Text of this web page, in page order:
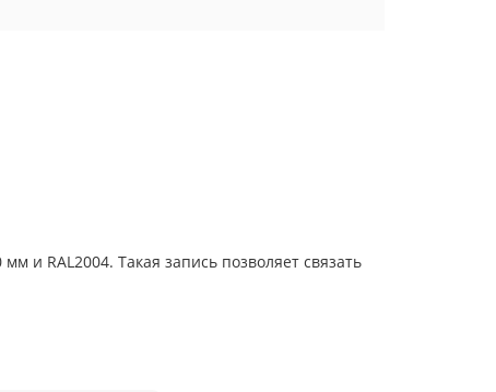
и RAL2004. Такая запись позволяет связать